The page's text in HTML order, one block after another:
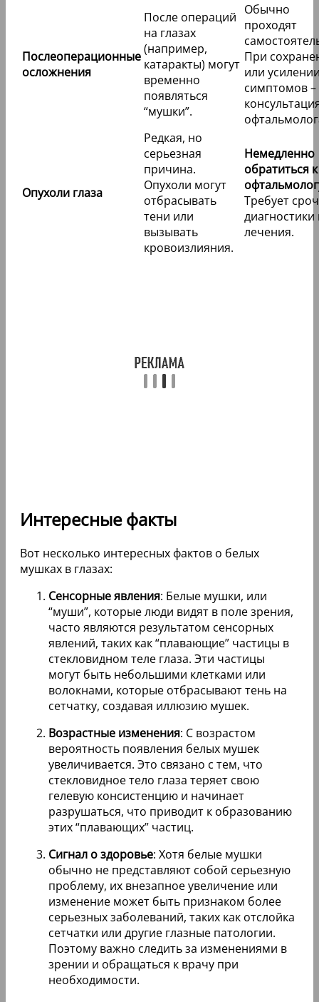
Послеоперационные
осложнения
После операций
на глазах
(например,
катаракты) могут
временно
появляться
“мушки”.
Обычно
проходят
При
или
симптомов –
Опухоли глаза
Редкая, но
серьезная
причина.
Опухоли могут
отбрасывать
тени или
вызывать
кровоизлияния.
Немедленно
обратиться к
Требует
диагностики
лечения.
Интересные факты
Вот несколько интересных фактов о белых
мушках в глазах:
Сенсорные явления: Белые мушки, или
“муши”, которые люди видят в поле зрения,
часто являются результатом сенсорных
явлений, таких как “плавающие” частицы в
стекловидном теле глаза. Эти частицы
могут быть небольшими клетками или
волокнами, которые отбрасывают тень на
сетчатку, создавая иллюзию мушек.
Возрастные изменения: С возрастом
вероятность появления белых мушек
увеличивается. Это связано с тем, что
стекловидное тело глаза теряет свою
гелевую консистенцию и начинает
разрушаться, что приводит к образованию
этих “плавающих” частиц.
Сигнал о здоровье: Хотя белые мушки
обычно не представляют собой серьезную
проблему, их внезапное увеличение или
изменение может быть признаком более
серьезных заболеваний, таких как отслойка
сетчатки или другие глазные патологии.
Поэтому важно следить за изменениями в
зрении и обращаться к врачу при
необходимости.